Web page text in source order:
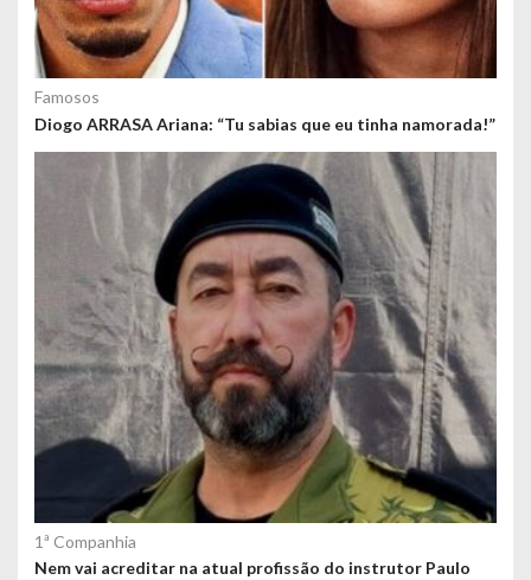
Famosos
Diogo ARRASA Ariana: “Tu sabias que eu tinha namorada!”
1ª Companhia
Nem vai acreditar na atual profissão do instrutor Paulo